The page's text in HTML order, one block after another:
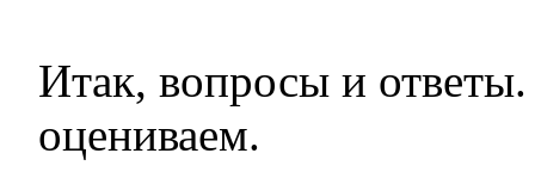
Итак, вопросы и
оцениваем.